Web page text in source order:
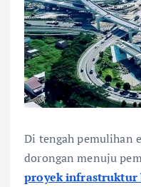
Di tengah pemulihan
dorongan menuju
proyek infrastruktur